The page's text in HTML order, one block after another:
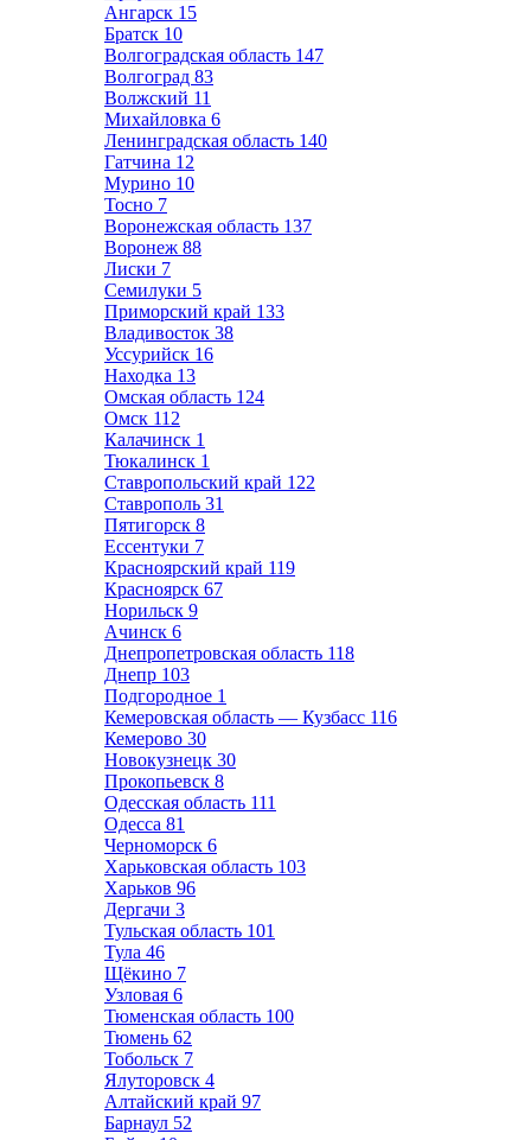
Ангарск 15
Братск 10
Волгоградская область 147
Волгоград 83
Волжский 11
Михайловка 6
Ленинградская область 140
Гатчина 12
Мурино 10
Тосно 7
Воронежская область 137
Воронеж 88
Лиски 7
Семилуки 5
Приморский край 133
Владивосток 38
Уссурийск 16
Находка 13
Омская область 124
Омск 112
Калачинск 1
Тюкалинск 1
Ставропольский край 122
Ставрополь 31
Пятигорск 8
Ессентуки 7
Красноярский край 119
Красноярск 67
Норильск 9
Ачинск 6
Днепропетровская область 118
Днепр 103
Подгородное 1
Кемеровская область — Кузбасс 116
Кемерово 30
Новокузнецк 30
Прокопьевск 8
Одесская область 111
Одесса 81
Черноморск 6
Харьковская область 103
Харьков 96
Дергачи 3
Тульская область 101
Тула 46
Щёкино 7
Узловая 6
Тюменская область 100
Тюмень 62
Тобольск 7
Ялуторовск 4
Алтайский край 97
Барнаул 52